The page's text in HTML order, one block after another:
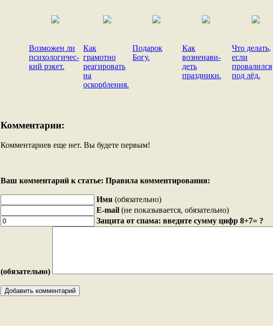
Возможен ли
психологичес-
кий рэкет.
Как
грамотно
реагировать
на
оскорбления.
Подарок
Богу.
Как
возненави-
деть
праздники.
Что делать,
если
провалился
под лёд.
Комментарии:
Комментариев еще нет. Вы будете первым!
Ваш комментарий к статье: Правила комментирования:
Имя (обязательно)
E-mail (не показывается, обязательно)
Защита от спама: введите сумму цифр 8+7= ?
(обязательно)